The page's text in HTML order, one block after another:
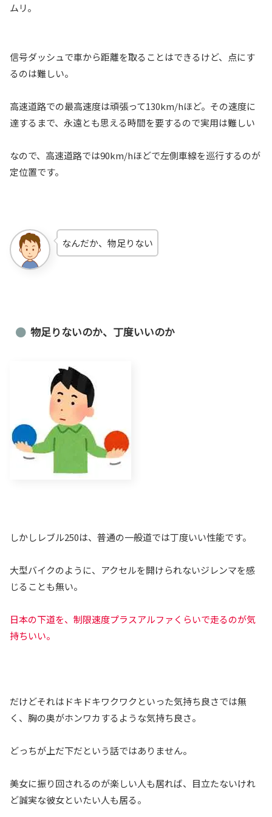
ムリ。
信号ダッシュで車から距離を取ることはできるけど、点にす
るのは難しい。
高速道路での最高速度は頑張って130km/hほど。その速度に
達するまで、永遠とも思える時間を要するので実用は難しい
なので、高速道路では90km/hほどで左側車線を巡行するのが
定位置です。
なんだか、物足りない
物足りないのか、丁度いいのか
しかしレブル250は、普通の一般道では丁度いい性能です。
大型バイクのように、アクセルを開けられないジレンマを感
じることも無い。
日本の下道を、制限速度プラスアルファくらいで走るのが気
持ちいい。
だけどそれはドキドキワクワクといった気持ち良さでは無
く、胸の奥がホンワカするような気持ち良さ。
どっちが上だ下だという話ではありません。
美女に振り回されるのが楽しい人も居れば、目立たないけれ
ど誠実な彼女といたい人も居る。